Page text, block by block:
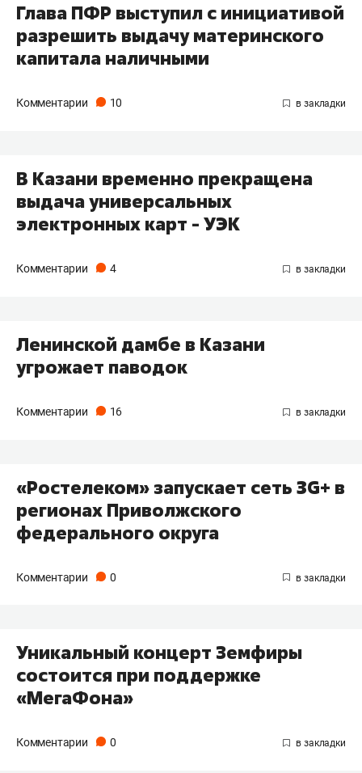
Глава ПФР выступил с инициативой
разрешить выдачу материнского
капитала наличными
Комментарии 10
В Казани временно прекращена
выдача универсальных
электронных карт - УЭК
Комментарии 4
Ленинской дамбе в Казани
угрожает паводок
Комментарии 16
«Ростелеком» запускает сеть 3G+ в
регионах Приволжского
федерального округа
Комментарии 0
Уникальный концерт Земфиры
состоится при поддержке
«МегаФона»
Комментарии 0